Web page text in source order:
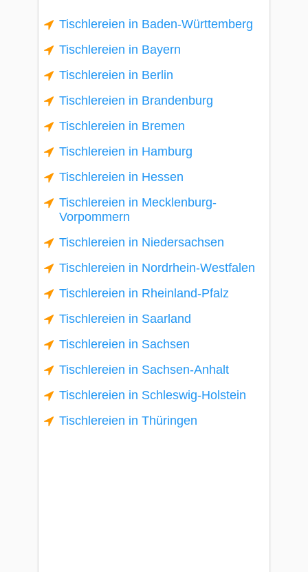
Tischlereien in Baden-Württemberg
Tischlereien in Bayern
Tischlereien in Berlin
Tischlereien in Brandenburg
Tischlereien in Bremen
Tischlereien in Hamburg
Tischlereien in Hessen
Tischlereien in Mecklenburg-
Vorpommern
Tischlereien in Niedersachsen
Tischlereien in Nordrhein-Westfalen
Tischlereien in Rheinland-Pfalz
Tischlereien in Saarland
Tischlereien in Sachsen
Tischlereien in Sachsen-Anhalt
Tischlereien in Schleswig-Holstein
Tischlereien in Thüringen